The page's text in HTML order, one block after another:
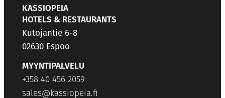
KASSIOPEIA
HOTELS & RESTAURANTS
Kutojantie 6-8
02630 Espoo
MYYNTIPALVELU
+358 40 456 2059
sales@kassiopeia.fi